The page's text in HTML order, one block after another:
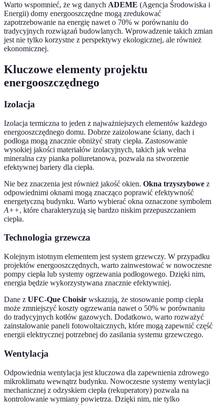
Warto wspomnieć, że wg danych ADEME (Agencja Środowiska i
Energii) domy energooszczędne mogą zredukować
zapotrzebowanie na energię nawet o 70% w porównaniu do
tradycyjnych rozwiązań budowlanych. Wprowadzenie takich zmian
jest nie tylko korzystne z perspektywy ekologicznej, ale również
ekonomicznej.
Kluczowe elementy projektu
energooszczędnego
Izolacja
Izolacja termiczna to jeden z najważniejszych elementów każdego
energooszczędnego domu. Dobrze zaizolowane ściany, dach i
podłoga mogą znacznie obniżyć straty ciepła. Zastosowanie
wysokiej jakości materiałów izolacyjnych, takich jak wełna
mineralna czy pianka poliuretanowa, pozwala na stworzenie
efektywnej bariery dla ciepła.
Nie bez znaczenia jest również jakość okien. Okna trzyszybowe z
odpowiednimi oknami mogą znacząco poprawić efektywność
energetyczną budynku. Warto wybierać okna oznaczone symbolem
A++, które charakteryzują się bardzo niskim przepuszczaniem
ciepła.
Technologia grzewcza
Kolejnym istotnym elementem jest system grzewczy. W przypadku
projektów energooszczędnych, warto zainwestować w nowoczesne
pompy ciepła lub systemy ogrzewania podłogowego. Dzięki nim,
energia będzie wykorzystywana znacznie efektywniej.
Dane z UFC-Que Choisir wskazują, że stosowanie pomp ciepła
może zmniejszyć koszty ogrzewania nawet o 50% w porównaniu
do tradycyjnych kotłów gazowych. Dodatkowo, warto rozważyć
zainstalowanie paneli fotowoltaicznych, które mogą zapewnić część
energii elektrycznej potrzebnej do zasilania systemu grzewczego.
Wentylacja
Odpowiednia wentylacja jest kluczowa dla zapewnienia zdrowego
mikroklimatu wewnątrz budynku. Nowoczesne systemy wentylacji
mechanicznej z odzyskiem ciepła (rekuperatory) pozwala na
kontrolowanie wymiany powietrza. Dzięki nim, nie tylko